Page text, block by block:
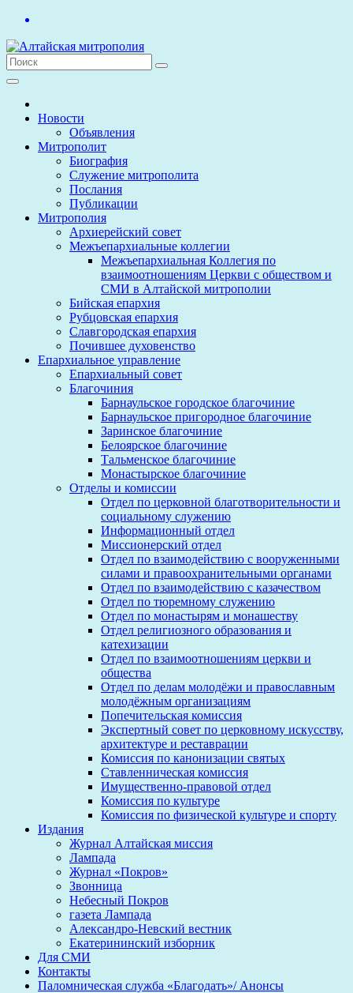
Перейти
содержимому
Новости
Объявления
Митрополит
Биография
Служение митрополита
Послания
Публикации
Митрополия
Архиерейский совет
Межъепархиальные коллегии
Межъепархиальная Коллегия по
взаимоотношениям Церкви с обществом и
СМИ в Алтайской митрополии
Бийская епархия
Рубцовская епархия
Славгородская епархия
Почившее духовенство
Епархиальное управление
Епархиальный совет
Благочиния
Барнаульское городское благочиние
Барнаульское пригородное благочиние
Заринское благочиние
Белоярское благочиние
Тальменское благочиние
Монастырское благочиние
Отделы и комиссии
Отдел по церковной благотворительности и
социальному служению
Информационный отдел
Миссионерский отдел
Отдел по взаимодействию с вооруженными
силами и правоохранительными органами
Отдел по взаимодействию с казачеством
Отдел по тюремному служению
Отдел по монастырям и монашеству
Отдел религиозного образования и
катехизации
Отдел по взаимоотношениям церкви и
общества
Отдел по делам молодёжи и православным
молодёжным организациям
Попечительская комиссия
Экспертный совет по церковному искусству,
архитектуре и реставрации
Комиссия по канонизации святых
Ставленническая комиссия
Имущественно-правовой отдел
Комиссия по культуре
Комиссия по физической культуре и спорту
Издания
Журнал Алтайская миссия
Лампада
Журнал «Покров»
Звонница
Небесный Покров
газета Лампада
Александро-Невский вестник
Екатерининский изборник
Для СМИ
Контакты
Паломническая служба «Благодать»/ Анонсы